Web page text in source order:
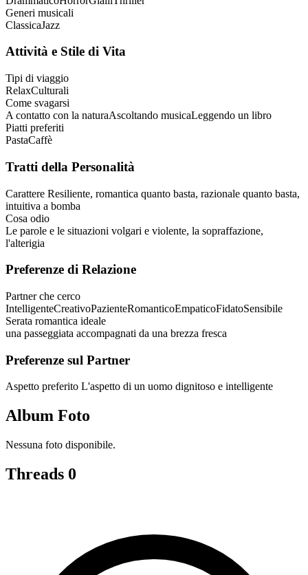
Generi musicali
ClassicaJazz
Attività e Stile di Vita
Tipi di viaggio
RelaxCulturali
Come svagarsi
A contatto con la naturaAscoltando musicaLeggendo un libro
Piatti preferiti
PastaCaffè
Tratti della Personalità
Carattere Resiliente, romantica quanto basta, razionale quanto basta,
intuitiva a bomba
Cosa odio
Le parole e le situazioni volgari e violente, la sopraffazione,
l'alterigia
Preferenze di Relazione
Partner che cerco
IntelligenteCreativoPazienteRomanticoEmpaticoFidatoSensibile
Serata romantica ideale
una passeggiata accompagnati da una brezza fresca
Preferenze sul Partner
Aspetto preferito L'aspetto di un uomo dignitoso e intelligente
Album Foto
Nessuna foto disponibile.
Threads 0